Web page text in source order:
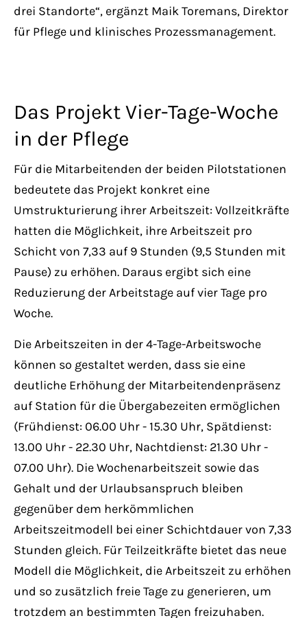
drei Standorte“, ergänzt Maik Toremans, Direktor
für Pflege und klinisches Prozessmanagement.
Das Projekt Vier-Tage-Woche
in der Pflege
Für die Mitarbeitenden der beiden Pilotstationen
bedeutete das Projekt konkret eine
Umstrukturierung ihrer Arbeitszeit: Vollzeitkräfte
hatten die Möglichkeit, ihre Arbeitszeit pro
Schicht von 7,33 auf 9 Stunden (9,5 Stunden mit
Pause) zu erhöhen. Daraus ergibt sich eine
Reduzierung der Arbeitstage auf vier Tage pro
Woche.
Die Arbeitszeiten in der 4-Tage-Arbeitswoche
können so gestaltet werden, dass sie eine
deutliche Erhöhung der Mitarbeitendenpräsenz
auf Station für die Übergabezeiten ermöglichen
(Frühdienst: 06.00 Uhr - 15.30 Uhr, Spätdienst:
13.00 Uhr - 22.30 Uhr, Nachtdienst: 21.30 Uhr -
07.00 Uhr). Die Wochenarbeitszeit sowie das
Gehalt und der Urlaubsanspruch bleiben
gegenüber dem herkömmlichen
Arbeitszeitmodell bei einer Schichtdauer von 7,33
Stunden gleich. Für Teilzeitkräfte bietet das neue
Modell die Möglichkeit, die Arbeitszeit zu erhöhen
und so zusätzlich freie Tage zu generieren, um
trotzdem an bestimmten Tagen freizuhaben.